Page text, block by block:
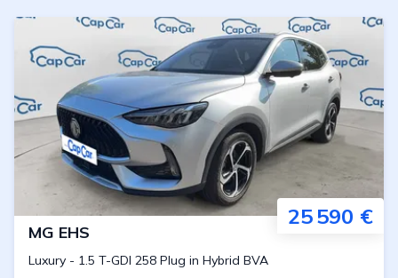
25 590 €
MG EHS
Luxury - 1.5 T-GDI 258 Plug in Hybrid BVA